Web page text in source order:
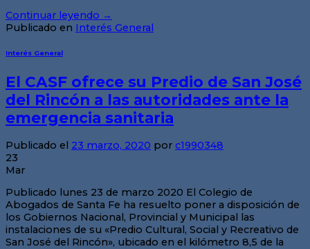
Continuar leyendo →
Publicado en Interés General
Interés General
El CASF ofrece su Predio de San José
del Rincón a las autoridades ante la
emergencia sanitaria
Publicado el 23 marzo, 2020 por c1990348
23
Mar
Publicado lunes 23 de marzo 2020 El Colegio de
Abogados de Santa Fe ha resuelto poner a disposición de
los Gobiernos Nacional, Provincial y Municipal las
instalaciones de su «Predio Cultural, Social y Recreativo de
San José del Rincón», ubicado en el kilómetro 8,5 de la